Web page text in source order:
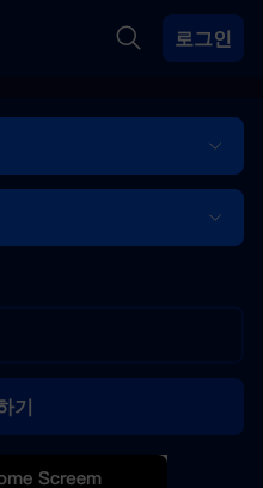
로그인
기